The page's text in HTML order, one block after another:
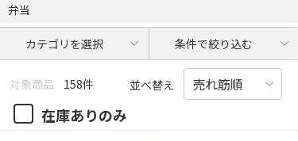
弁当
カテゴリを選択 条件で絞り込む
対象商品 158件 並べ替え
在庫ありのみ